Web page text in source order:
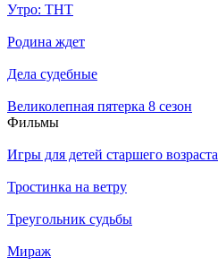
Утро: ТНТ
Родина ждет
Дела судебные
Великолепная пятерка 8 сезон
Филь­мы
Игры для детей старшего возраста
Тростинка на ветру
Треугольник судьбы
Мираж